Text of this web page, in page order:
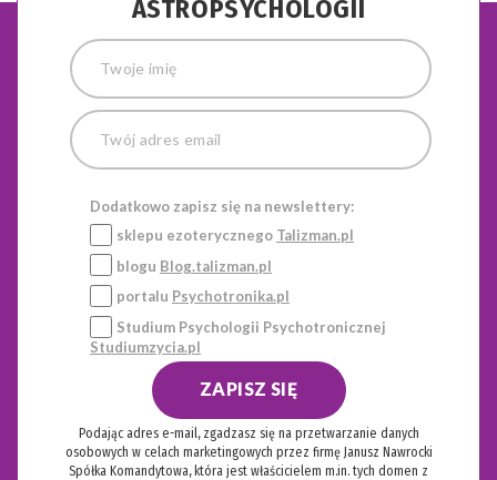
ASTROPSYCHOLOGII
Dodatkowo zapisz się na newslettery:
sklepu ezoterycznego Talizman.pl
blogu Blog.talizman.pl
portalu Psychotronika.pl
Studium Psychologii Psychotronicznej
Studiumzycia.pl
ZAPISZ SIĘ
Podając adres e-mail, zgadzasz się na przetwarzanie danych
osobowych w celach marketingowych przez firmę Janusz Nawrocki
Spółka Komandytowa, która jest właścicielem m.in. tych domen z